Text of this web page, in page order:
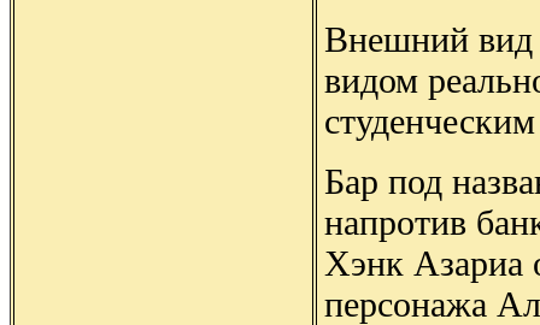
Внешний вид
видом
Бар под
напротив
Хэнк Азариа
персонажа